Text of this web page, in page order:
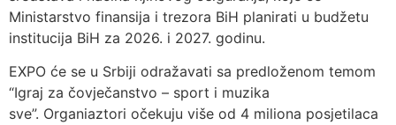
Ministarstvo finansija i trezora BiH planirati u budžetu
institucija BiH za 2026. i 2027. godinu.
EXPO će se u Srbiji odražavati sa predloženom temom
“Igraj za čovječanstvo – sport i muzika
sve”. Organiaztori očekuju više od 4 miliona posjetilaca